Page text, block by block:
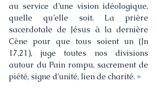
au service d’une vision idéologique,
quelle qu’elle soit. La prière
sacerdotale de Jésus à la dernière
Cène pour que tous soient un (Jn
17,21), juge toutes nos divisions
autour du Pain rompu, sacrement de
piété, signe d’unité, lien de charité. »